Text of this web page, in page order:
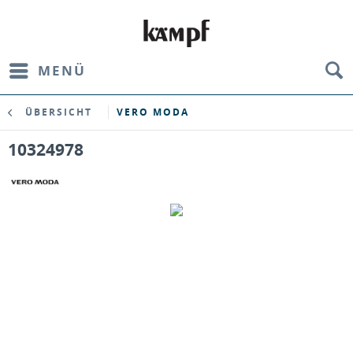
MENÜ
ÜBERSICHT VERO MODA
10324978